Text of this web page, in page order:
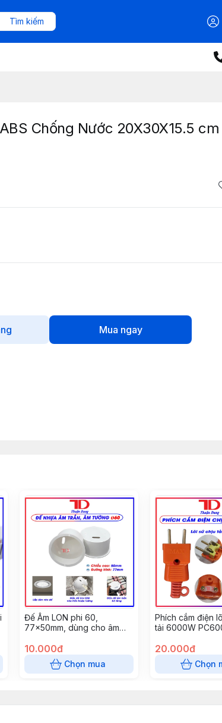
Tìm kiếm
Chống Nước 20X30X15.5
Mua ngay
Đế Âm LON phi 60,
77x50mm, dùng cho âm
(10 cái/gói)
10.000đ
Chọn mua
Phích cắm điện
tải 6000W
20.000đ
Chọn